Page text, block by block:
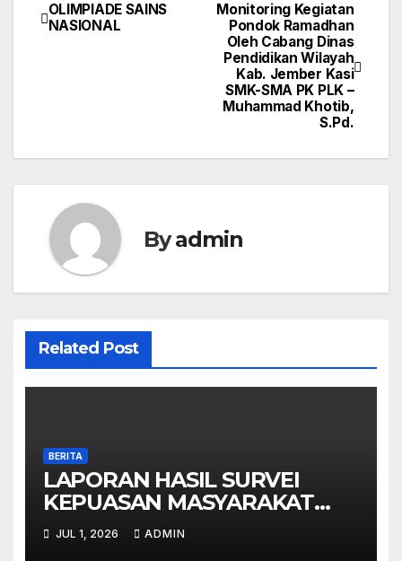
Navigasi
Monitoring Kegiatan
Pondok Ramadhan
Oleh Cabang Dinas
Pendidikan Wilayah
Kab. Jember Kasi
SMK-SMA PK PLK –
Muhammad Khotib,
S.Pd.
OLIMPIADE SAINS
NASIONAL
Byadmin
Related Post
BERITA
LAPORAN HASIL SURVEI
KEPUASAN MASYARAKAT
(IKM) SMAN JENGGAWAH –
SEMESTER I TAHUN 2026
JUL 1, 2026 ADMIN